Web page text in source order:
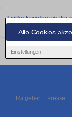
Alle Cookies
Einstellungen
Leider konnten wir
Ratgeber Presse